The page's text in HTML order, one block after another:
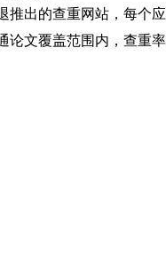
出的查重网站，每个
文覆盖范围内，查重率